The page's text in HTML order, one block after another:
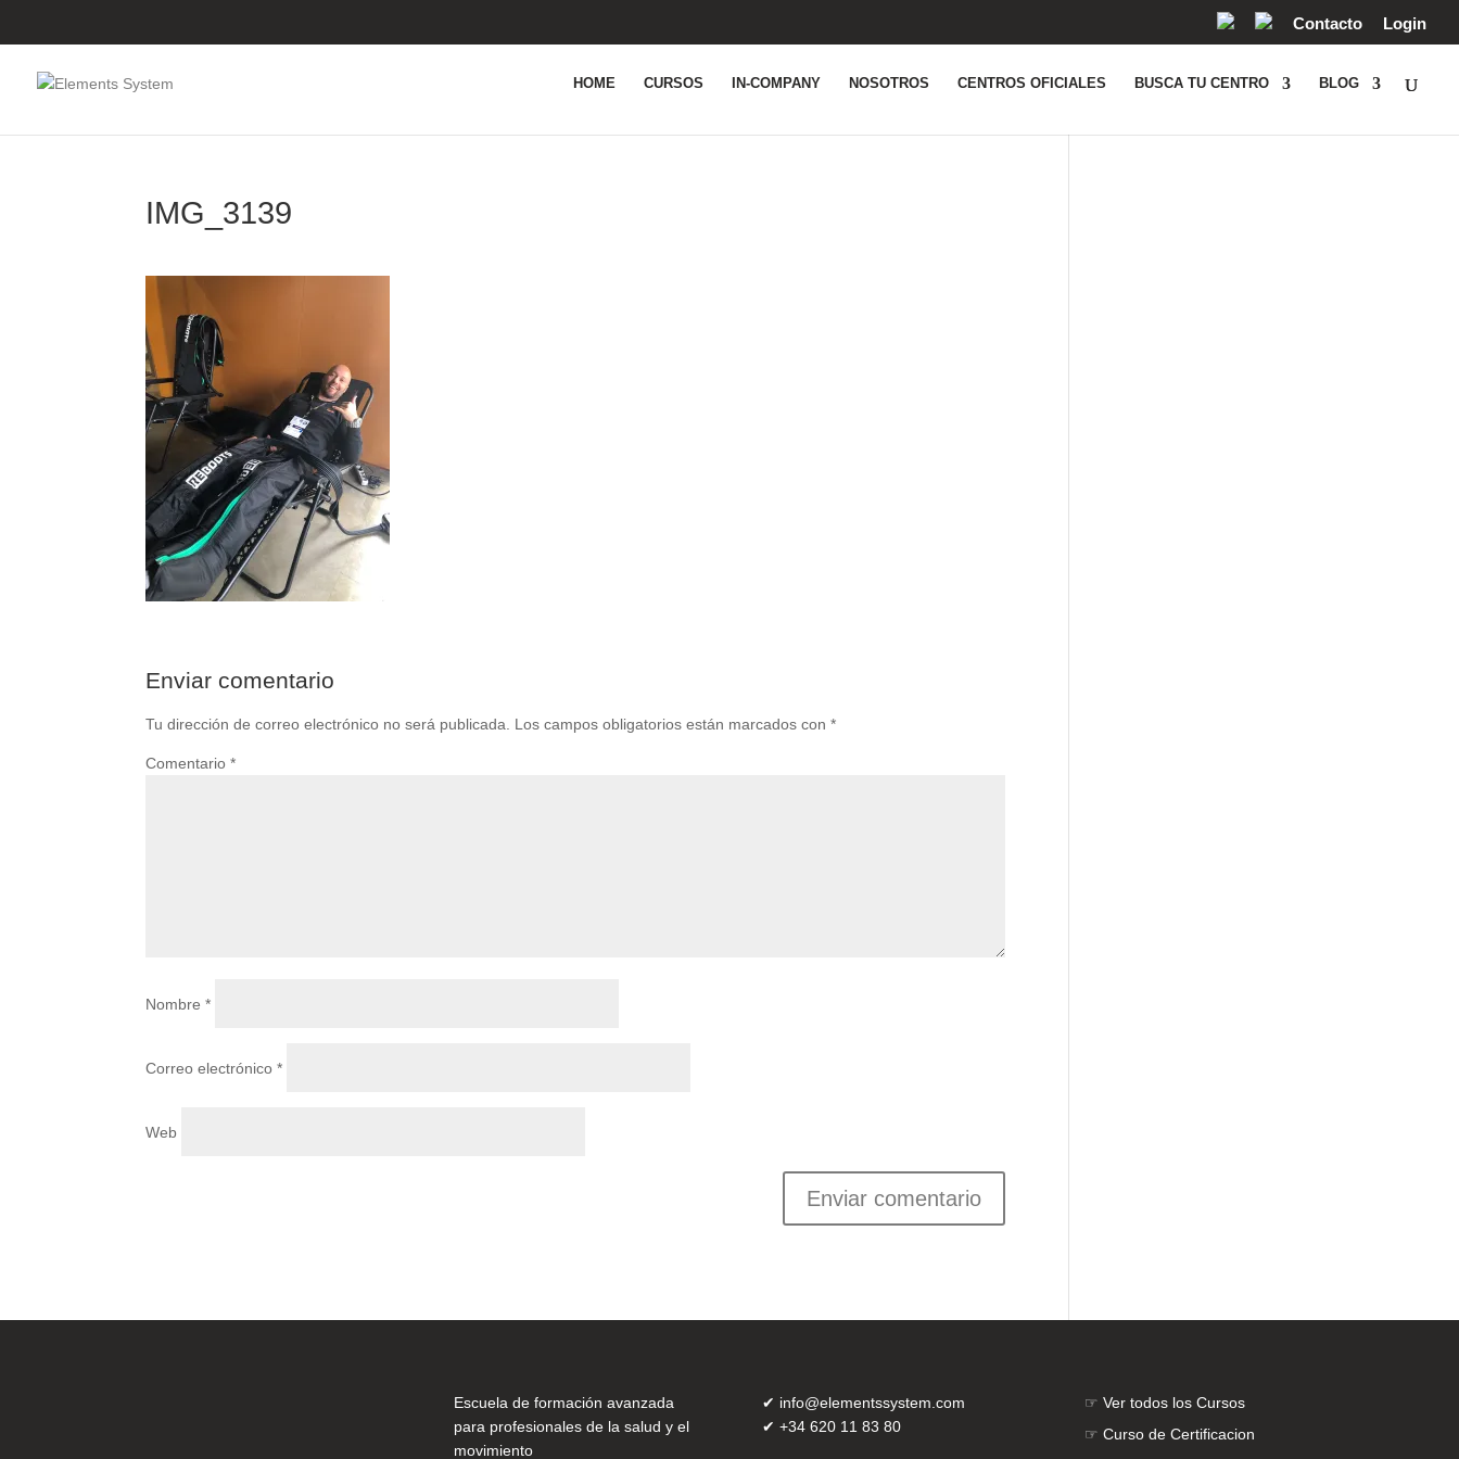
Contacto Login
HOME CURSOS IN-COMPANY NOSOTROS CENTROS OFICIALES BUSCA TU CENTRO BLOG
IMG_3139
Enviar comentario
Tu dirección de correo electrónico no será publicada. Los campos obligatorios están marcados con*
Comentario*
Nombre*
Correo electrónico*
Web
Escuela de formación avanzada
para profesionales de la salud y el
movimiento
✔ info@elementssystem.com
✔ +34 620 11 83 80
☞Ver todos los Cursos
☞Curso de Certificacion